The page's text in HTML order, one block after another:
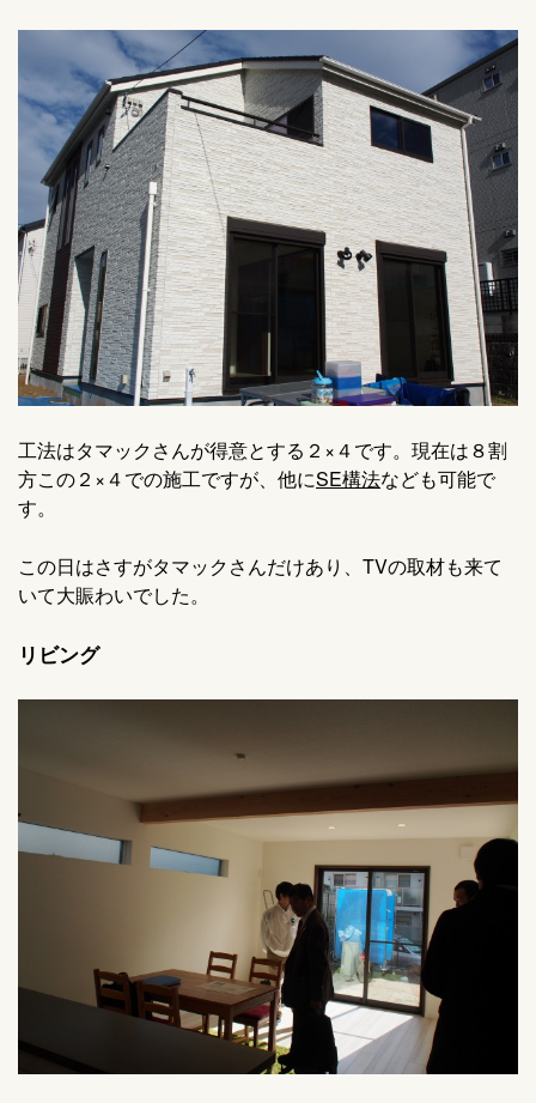
工法はタマックさんが得意とする２×４です。現在は８割
方この２×４での施工ですが、他にSE構法なども可能で
す。
この日はさすがタマックさんだけあり、TVの取材も来て
いて大賑わいでした。
リビング